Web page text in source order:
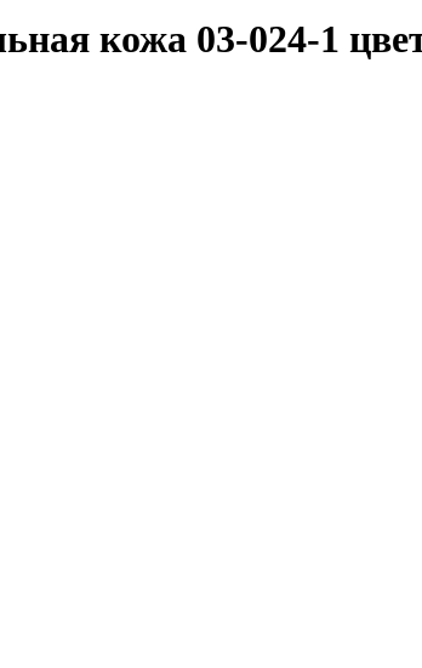
кожа 03-024-1